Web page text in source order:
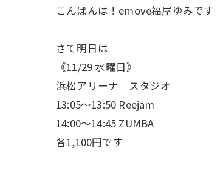
こんばんは！emove福屋ゆみです
さて明日は
《11/29 水曜日》
浜松アリーナ スタジオ
13:05〜13:50 Reejam
14:00〜14:45 ZUMBA
各1,100円です